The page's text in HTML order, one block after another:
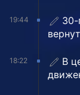
19:44
30-
18:22
В